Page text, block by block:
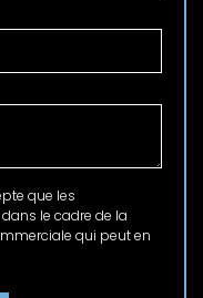
que les
le cadre de la
qui peut en